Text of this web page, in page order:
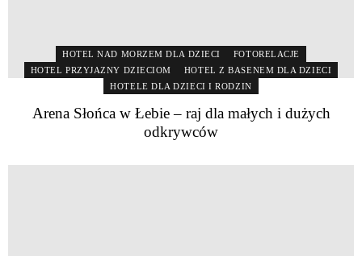
HOTEL NAD MORZEM DLA DZIECI
FOTORELACJE
HOTEL PRZYJAZNY DZIECIOM
HOTEL Z BASENEM DLA DZIECI
HOTELE DLA DZIECI I RODZIN
Arena Słońca w Łebie – raj dla małych i dużych
odkrywców